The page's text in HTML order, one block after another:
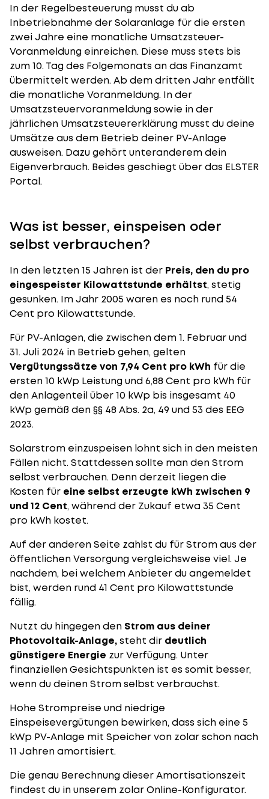
In der Regelbesteuerung musst du ab
Inbetriebnahme der Solaranlage für die ersten
zwei Jahre eine monatliche Umsatzsteuer-
Voranmeldung einreichen. Diese muss stets bis
zum 10. Tag des Folgemonats an das Finanzamt
übermittelt werden. Ab dem dritten Jahr entfällt
die monatliche Voranmeldung. In der
Umsatzsteuervoranmeldung sowie in der
jährlichen Umsatzsteuererklärung musst du deine
Umsätze aus dem Betrieb deiner PV-Anlage
ausweisen. Dazu gehört unteranderem dein
Eigenverbrauch. Beides geschiegt über das ELSTER
Portal.
Was ist besser, einspeisen oder
selbst verbrauchen?
In den letzten 15 Jahren ist der Preis, den du pro
eingespeister Kilowattstunde erhältst, stetig
gesunken. Im Jahr 2005 waren es noch rund 54
Cent pro Kilowattstunde.
Für PV-Anlagen, die zwischen dem 1. Februar und
31. Juli 2024 in Betrieb gehen, gelten
Vergütungssätze von 7,94 Cent pro kWh für die
ersten 10 kWp Leistung und 6,88 Cent pro kWh für
den Anlagenteil über 10 kWp bis insgesamt 40
kWp gemäß den §§ 48 Abs. 2a, 49 und 53 des EEG
2023.
Solarstrom einzuspeisen lohnt sich in den meisten
Fällen nicht. Stattdessen sollte man den Strom
selbst verbrauchen. Denn derzeit liegen die
Kosten für eine selbst erzeugte kWh zwischen 9
und 12 Cent, während der Zukauf etwa 35 Cent
pro kWh kostet.
Auf der anderen Seite zahlst du für Strom aus der
öffentlichen Versorgung vergleichsweise viel. Je
nachdem, bei welchem Anbieter du angemeldet
bist, werden rund 41 Cent pro Kilowattstunde
fällig.
Nutzt du hingegen den Strom aus deiner
Photovoltaik-Anlage,steht dir deutlich
günstigere Energie zur Verfügung. Unter
finanziellen Gesichtspunkten ist es somit besser,
wenn du deinen Strom selbst verbrauchst.
Hohe Strompreise und niedrige
Einspeisevergütungen bewirken, dass sich eine 5
kWp PV-Anlage mit Speicher von zolar schon nach
11 Jahren amortisiert.
Die genau Berechnung dieserAmortisationszeit
findest du in unserem zolar Online-Konfigurator.